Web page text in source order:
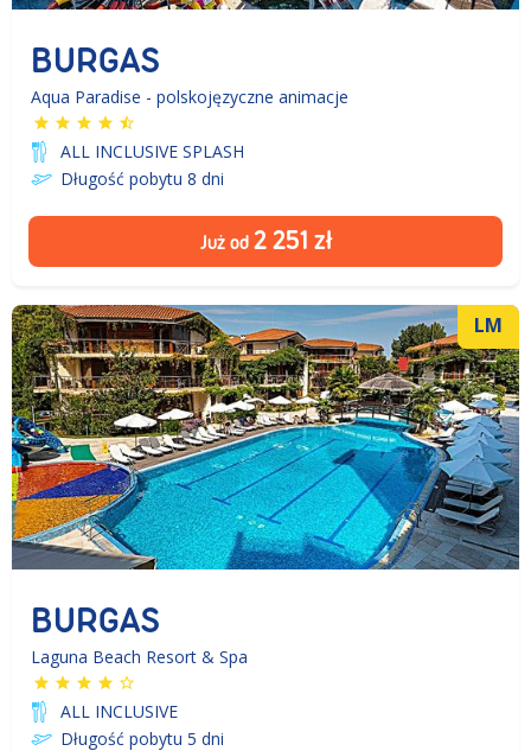
BURGAS
Aqua Paradise - polskojęzyczne animacje
ALL INCLUSIVE SPLASH
Długość pobytu 8 dni
Już od 2 251 zł
LM
BURGAS
Laguna Beach Resort & Spa
ALL INCLUSIVE
Długość pobytu 5 dni